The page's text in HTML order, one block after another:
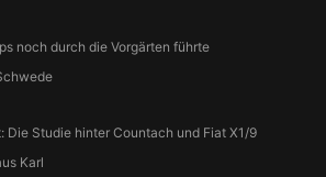
noch durch die Vorgärten führte
Die Studie hinter Countach und Fiat X1/9
Karl